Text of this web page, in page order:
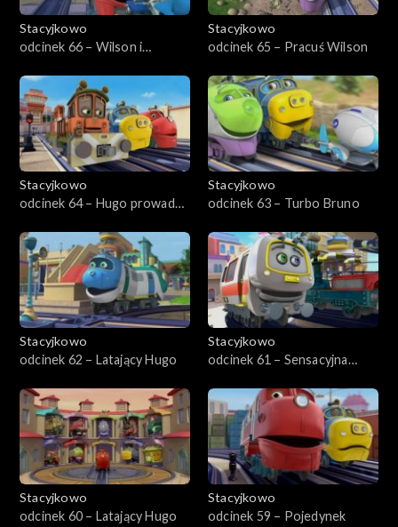
Stacyjkowo
odcinek 66 – Wilson i
Stacyjkowo
odcinek 65 – Pracuś Wilson
Stacyjkowo
odcinek 64 – Hugo prowadzi
Stacyjkowo
odcinek 63 – Turbo Bruno
Stacyjkowo
odcinek 62 – Latający Hugo
Stacyjkowo
odcinek 61 – Sensacyjna
Stacyjkowo
odcinek 60 – Latający Hugo
Stacyjkowo
odcinek 59 – Pojedynek